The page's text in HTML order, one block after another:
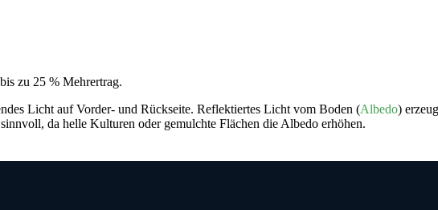
zu 25 % Mehrertrag.
Licht auf Vorder- und Rückseite. Reflektiertes Licht vom Boden (Albedo)
da helle Kulturen oder gemulchte Flächen die Albedo erhöhen.